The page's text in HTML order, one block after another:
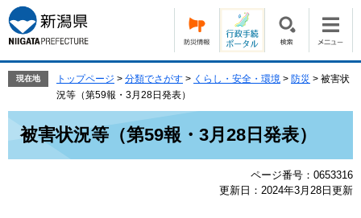
ー
ジ
の
で
す。
ニ
ュ
ー
ば
本
現在地 トップページ > 分類でさがす > くらし・安全・環境 > 防災 > 被害状
況等（第59報・3月28日発表）
被害状況等（第59報・3月28日発表）
ページ番号：0653316
更新日：2024年3月28日更新